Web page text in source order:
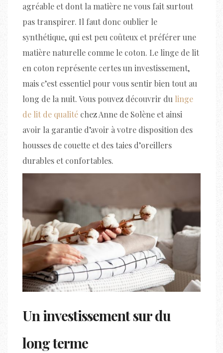
agréable et dont la matière ne vous fait surtout
pas transpirer. Il faut donc oublier le
synthétique, qui est peu coûteux et préférer une
matière naturelle comme le coton. Le linge de lit
en coton représente certes un investissement,
mais c’est essentiel pour vous sentir bien tout au
long de la nuit. Vous pouvez découvrir du linge
de lit de qualité chez Anne de Solène et ainsi
avoir la garantie d’avoir à votre disposition des
housses de couette et des taies d’oreillers
durables et confortables.
Un investissement sur du
long terme